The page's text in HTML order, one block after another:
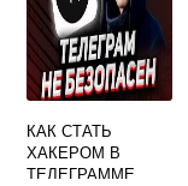
КАК СТАТЬ
ХАКЕРОМ В
ТЕЛЕГРАММЕ